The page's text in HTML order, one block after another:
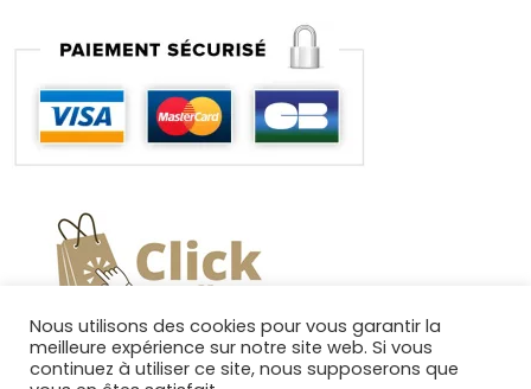
Nous utilisons des cookies pour vous garantir la
meilleure expérience sur notre site web. Si vous
continuez à utiliser ce site, nous supposerons que